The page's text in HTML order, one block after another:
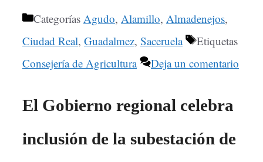
Categorías Agudo, Alamillo, Almadenejos,
Ciudad Real, Guadalmez, Saceruela
Etiquetas
Consejería de Agricultura
Deja un comentario
El Gobierno regional celebra
inclusión de la subestación de